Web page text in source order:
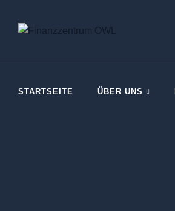
STARTSEITE ÜBER UNS